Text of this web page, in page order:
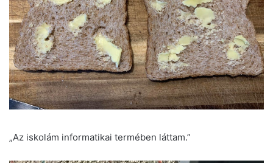
„Az iskolám informatikai termében láttam.”